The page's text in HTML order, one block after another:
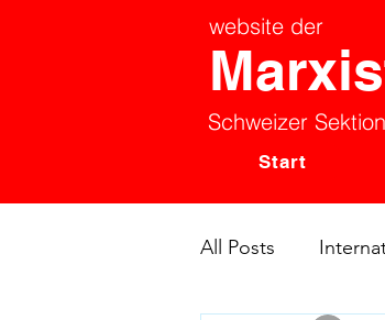
website der
Schweizer
Start
All Posts